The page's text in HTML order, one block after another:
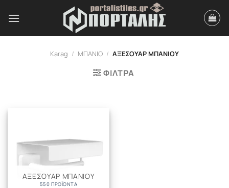
στο
Karag / ΜΠΑΝΙΟ / ΑΞΕΣΟΥΑΡ ΜΠΑΝΙΟΥ
ΦΙΛΤΡΑ
ΑΞΕΣΟΥΑΡ ΜΠΑΝΙΟΥ
550 ΠΡΟΪΌΝΤΑ